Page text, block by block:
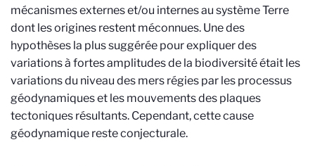
mécanismes externes et/ou internes au système Terre
dont les origines restent méconnues. Une des
hypothèses la plus suggérée pour expliquer des
variations à fortes amplitudes de la biodiversité était les
variations du niveau des mers régies par les processus
géodynamiques et les mouvements des plaques
tectoniques résultants. Cependant, cette cause
géodynamique reste conjecturale.